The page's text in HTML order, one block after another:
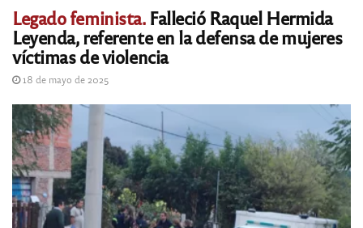
Legado feminista.Falleció Raquel Hermida
Leyenda, referente en la defensa de mujeres
víctimas de violencia
18 de mayo de 2025